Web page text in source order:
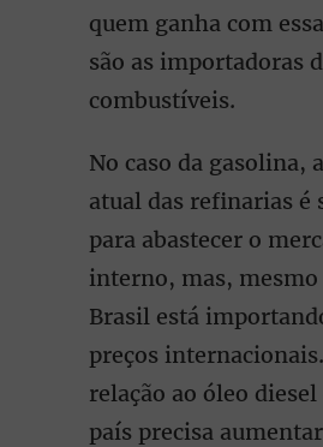
quem ganha com
são as importadoras
combustíveis.
No caso da gasolina,
atual das refinarias é
para abastecer o
interno, mas, mesmo
Brasil está
preços
relação ao óleo diesel
país precisa